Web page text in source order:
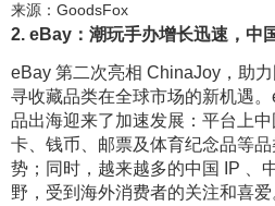
来源：GoodsFox
2. eBay：潮玩手办增长迅速，中
eBay 第二次亮相 ChinaJoy，助
寻收藏品类在全球市场的新机遇
品出海迎来了加速发展：平台上
卡、钱币、邮票及体育纪念品等
势；同时，越来越多的中国 IP 、
野，受到海外消费者的关注和喜